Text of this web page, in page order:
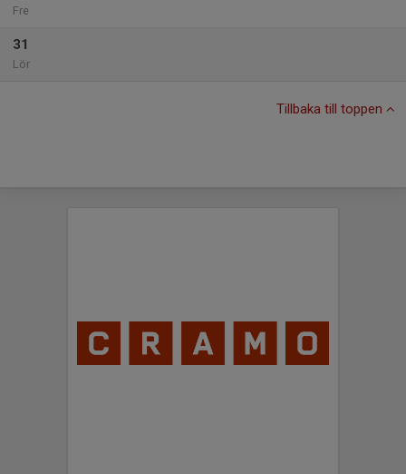
Fre
31
Lör
Tillbaka till toppen